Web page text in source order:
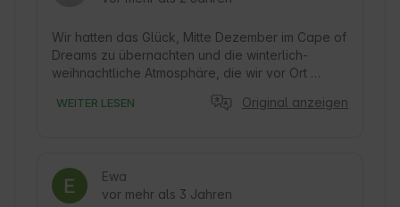
Wir hatten das Glück, Mitte Dezember im Cape of
Dreams zu übernachten und die winterlich-
weihnachtliche Atmosphäre, die wir vor Ort
übertroffen! Das Ferienhaus (Freedom) ist
Atmosphäre 🤍 Ein großes Plus für die bequemen
Betten, gut ausgestattete Einrichtung, Liebe zum
WEITER LESEN Original anzeigen
Ewa
vor mehr als 3 Jahren